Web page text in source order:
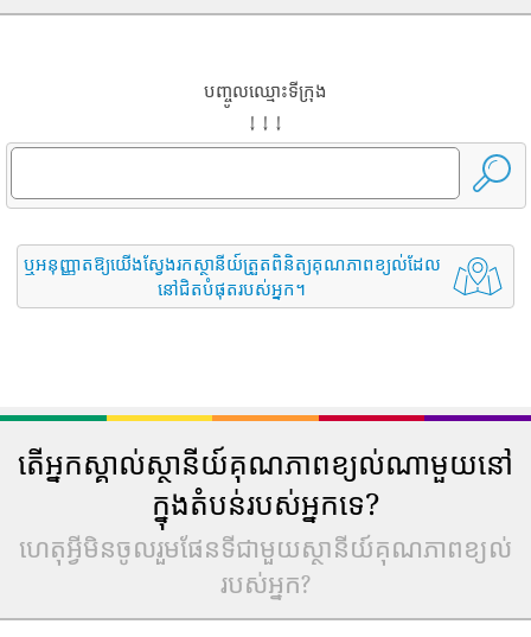
បញ្ចូលឈ្មោះទីក្រុង
↓ ↓ ↓
ឬអនុញ្ញាតឱ្យយើងស្វែងរកស្ថានីយ៍ត្រួតពិនិត្យគុណភាពខ្យល់ដែល
នៅជិតបំផុតរបស់អ្នក។
តើអ្នកស្គាល់ស្ថានីយ៍គុណភាពខ្យល់ណាមួយនៅ
ក្នុងតំបន់របស់អ្នកទេ?
ហេតុអ្វីមិនចូលរួមផែនទីជាមួយស្ថានីយ៍គុណភាពខ្យល់
របស់អ្នក?